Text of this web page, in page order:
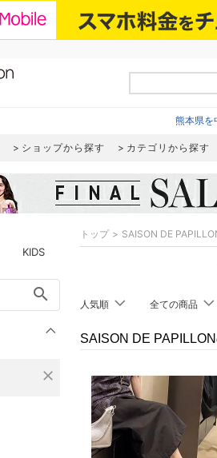
熊本県を
ショップから探す カテゴリから探す
KIDS
search
close
トップ SAISON DE
人気順 全ての商品
SAISON DE